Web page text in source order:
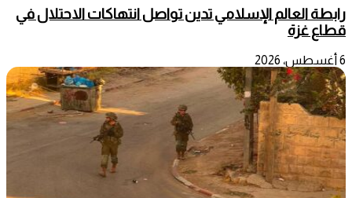
رابطة العالم الإسلامي تدين تواصل انتهاكات الاحتلال في
قطاع غزة
6 أغسطس، 2026